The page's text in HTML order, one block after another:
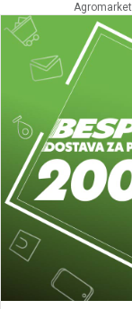
Agromarket